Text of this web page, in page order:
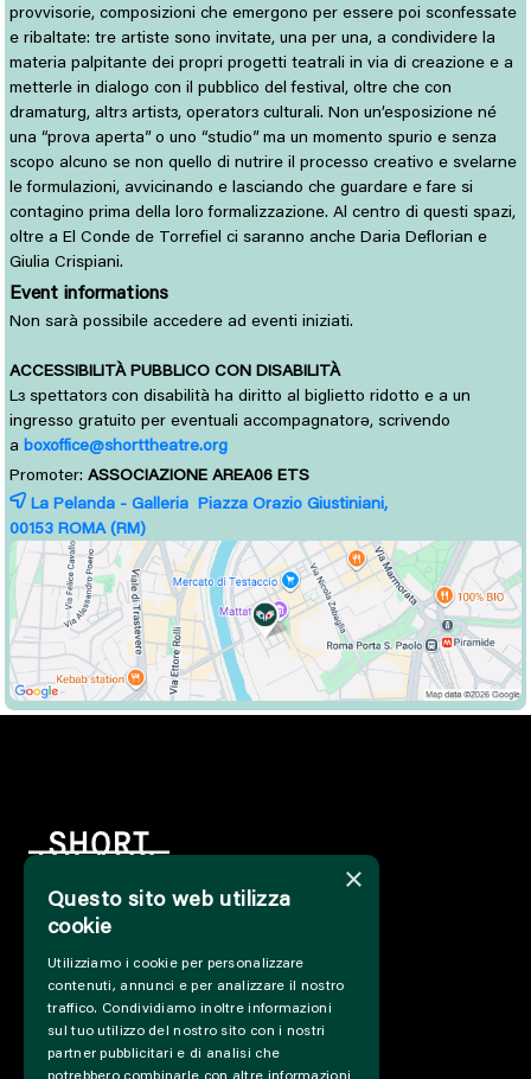
provvisorie, composizioni che emergono per essere poi sconfessate
e ribaltate: tre artiste sono invitate, una per una, a condividere la
materia palpitante dei propri progetti teatrali in via di creazione e a
metterle in dialogo con il pubblico del festival, oltre che con
dramaturg, altrɜ artistɜ, operatorɜ culturali. Non un’esposizione né
una “prova aperta” o uno “studio” ma un momento spurio e senza
scopo alcuno se non quello di nutrire il processo creativo e svelarne
le formulazioni, avvicinando e lasciando che guardare e fare si
contagino prima della loro formalizzazione. Al centro di questi spazi,
oltre a El Conde de Torrefiel ci saranno anche Daria Deflorian e
Giulia Crispiani.
Event informations
Non sarà possibile accedere ad eventi iniziati.
ACCESSIBILITÀ PUBBLICO CON DISABILITÀ
Lɜ spettatorɜ con disabilità ha diritto al biglietto ridotto e a un
ingresso gratuito per eventuali accompagnatorə, scrivendo
a boxoffice@shorttheatre.org
Promoter: ASSOCIAZIONE AREA06 ETS
La Pelanda - Galleria Piazza Orazio Giustiniani,
00153 ROMA (RM)
INFO
SUPPORT US
PRESS&PROFESSIONAL
ABOUT US
×
Questo sito web utilizza
cookie
Utilizziamo i cookie per personalizzare
contenuti, annunci e per analizzare il nostro
traffico. Condividiamo inoltre informazioni
sul tuo utilizzo del nostro sito con i nostri
partner pubblicitari e di analisi che
potrebbero combinarle con altre informazioni